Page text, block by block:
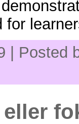
| Posted